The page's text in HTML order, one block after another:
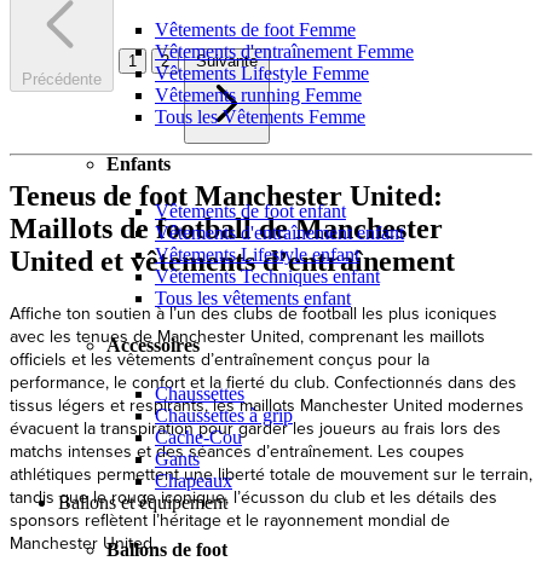
Vêtements de foot Femme
Vêtements d'entraînement Femme
Vêtements Lifestyle Femme
Vêtements running Femme
Tous les Vêtements Femme
Enfants
Vêtements de foot enfant
Vêtements d'entraînement enfant
Vêtements Lifestyle enfant
Vêtements Techniques enfant
Tous les vêtements enfant
Accessoires
Chaussettes
Chaussettes à grip
Cache-Cou
Gants
Chapeaux
Ballons et équipement
Ballons de foot
Précédente
1 2 Suivante
Teneus de foot Manchester United:
Maillots de football de Manchester
United et vêtements d’entraînement
Affiche ton soutien à l’un des clubs de football les plus iconiques
avec les tenues de Manchester United, comprenant les maillots
officiels et les vêtements d’entraînement conçus pour la
performance, le confort et la fierté du club. Confectionnés dans des
tissus légers et respirants, les maillots Manchester United modernes
évacuent la transpiration pour garder les joueurs au frais lors des
matchs intenses et des séances d’entraînement. Les coupes
athlétiques permettent une liberté totale de mouvement sur le terrain,
tandis que le rouge iconique, l’écusson du club et les détails des
sponsors reflètent l’héritage et le rayonnement mondial de
Manchester United.